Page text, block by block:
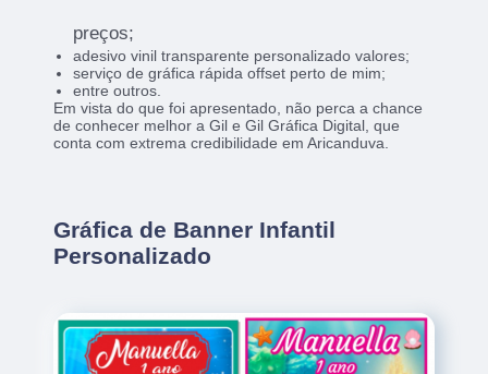
preços;
adesivo vinil transparente personalizado valores;
serviço de gráfica rápida offset perto de mim;
entre outros.
Em vista do que foi apresentado, não perca a chance
de conhecer melhor a Gil e Gil Gráfica Digital, que
conta com extrema credibilidade em Aricanduva.
Gráfica de Banner Infantil
Personalizado